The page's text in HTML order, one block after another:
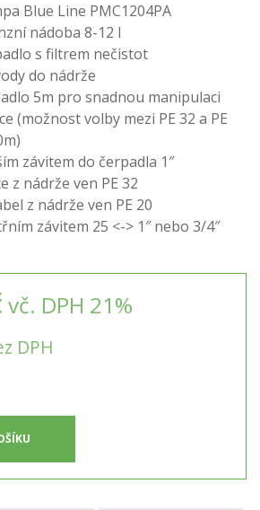
Blue Line PMC1204PA
nádoba 8-12 l
s filtrem nečistot
do nádrže
5m pro snadnou manipulaci
(možnost volby mezi PE 32 a PE
závitem do čerpadla 1″
z nádrže ven PE 32
z nádrže ven PE 20
závitem 25 <-> 1″ nebo 3/4″
vč. DPH 21%
DPH